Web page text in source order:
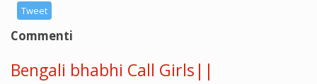
Tweet
Commenti
Bengali bhabhi Call Girls||